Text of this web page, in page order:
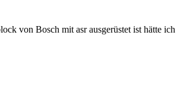
von Bosch mit asr ausgerüstet ist hätte